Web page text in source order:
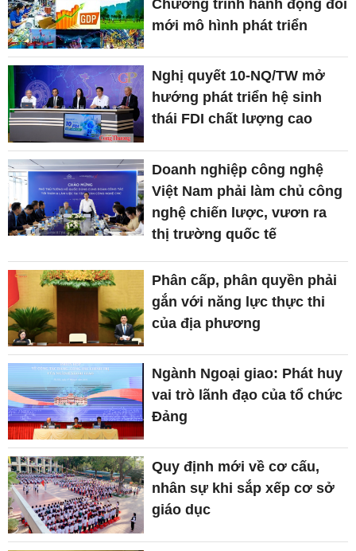
Chương trình hành động đổi
mới mô hình phát triển
Nghị quyết 10-NQ/TW mở
hướng phát triển hệ sinh
thái FDI chất lượng cao
Doanh nghiệp công nghệ
Việt Nam phải làm chủ công
nghệ chiến lược, vươn ra
thị trường quốc tế
Phân cấp, phân quyền phải
gắn với năng lực thực thi
của địa phương
Ngành Ngoại giao: Phát huy
vai trò lãnh đạo của tổ chức
Đảng
Quy định mới về cơ cấu,
nhân sự khi sắp xếp cơ sở
giáo dục